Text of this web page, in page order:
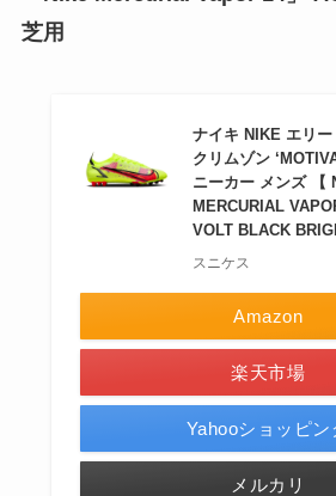
芝用
ナイキ NIKE エリ
クリムゾン
ニーカー メンズ 【
MERCURIAL
VOLT BLACK
スニケス
Amazon
楽天市場
Yahooショッピン
メルカリ